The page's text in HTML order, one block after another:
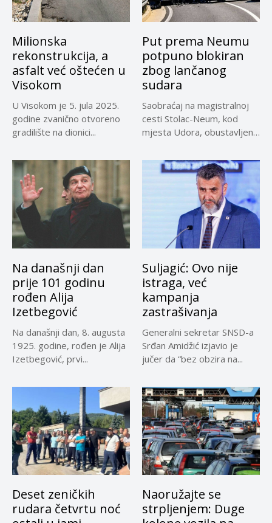
Milionska
rekonstrukcija, a
asfalt već oštećen u
Visokom
U Visokom je 5. jula 2025.
godine zvanično otvoreno
gradilište na dionici...
Put prema Neumu
potpuno blokiran
zbog lančanog
sudara
Saobraćaj na magistralnoj
cesti Stolac-Neum, kod
mjesta Udora, obustavljen
Na današnji dan
prije 101 godinu
rođen Alija
Izetbegović
Na današnji dan, 8. augusta
1925. godine, rođen je Alija
Izetbegović, prvi...
Suljagić: Ovo nije
istraga, već
kampanja
zastrašivanja
Generalni sekretar SNSD-a
Srđan Amidžić izjavio je
jučer da “bez obzira na...
Deset zeničkih
rudara četvrtu noć
Naoružajte se
strpljenjem: Duge